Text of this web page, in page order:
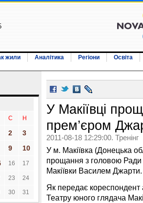
жили Аналітика Регіони
Освіта
С Н
2
3
9
10
16 17
23 24
30 31
У Макіївці
прем’єром
2011-08-18 12:29:00. Тренінг
У м. Макіївка (Донецька
прощання з головою Ради
Макіївки Василем Джарти.
Як передає кореспондент
Театру юного глядача